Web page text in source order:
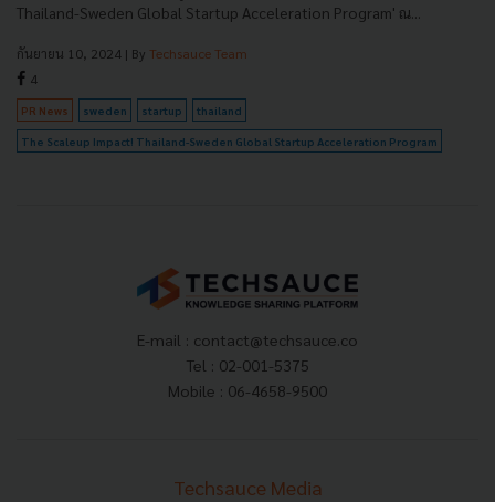
Thailand-Sweden Global Startup Acceleration Program' ณ...
กันยายน 10, 2024 | By Techsauce Team
4
PR News sweden startup thailand
The Scaleup Impact! Thailand-Sweden Global Startup Acceleration Program
E-mail : contact@techsauce.co
Tel : 02-001-5375
Mobile : 06-4658-9500
Techsauce Media